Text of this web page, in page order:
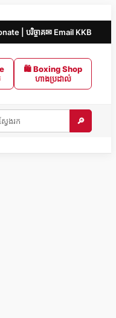
| បរិច្ចាគ✉ Email KKB
🛍 Boxing Shop
ហាងប្រដាល់
🔎